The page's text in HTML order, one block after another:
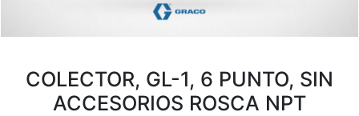
COLECTOR, GL-1, 6 PUNTO, SIN
ACCESORIOS ROSCA NPT